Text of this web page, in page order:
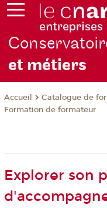
et métiers
Accueil
Catalogue de
Formation de formateur
Explorer son